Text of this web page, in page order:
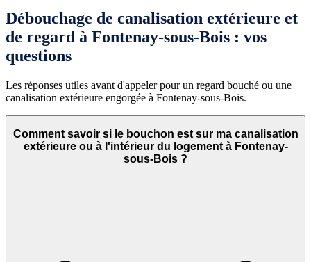
Débouchage de canalisation extérieure et
de regard à Fontenay-sous-Bois : vos
questions
Les réponses utiles avant d'appeler pour un regard bouché ou une
canalisation extérieure engorgée à Fontenay-sous-Bois.
Comment savoir si le bouchon est sur ma canalisation
extérieure ou à l'intérieur du logement à Fontenay-
sous-Bois ?